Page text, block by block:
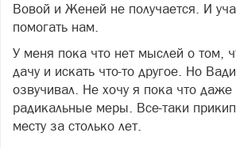
Вовой и Женей не получается. И
помогать нам.
У меня пока что нет мыслей о том,
дачу и искать что-то другое. Но
озвучивал. Не хочу я пока что даже
радикальные меры. Все-таки
месту за столько лет.